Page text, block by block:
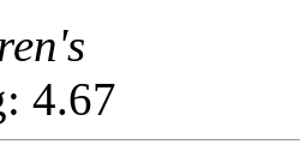
4.67